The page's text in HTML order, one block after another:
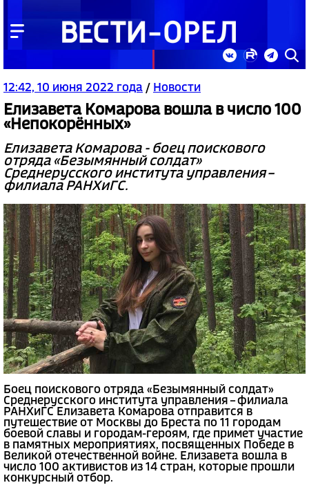
12:42, 10 июня 2022 года / Новости
Елизавета Комарова вошла в число 100
«Непокорённых»
Елизавета Комарова - боец поискового
отряда «Безымянный солдат»
Среднерусского института управления –
филиала РАНХиГС.
Боец поискового отряда «Безымянный солдат»
Среднерусского института управления – филиала
РАНХиГС Елизавета Комарова отправится в
путешествие от Москвы до Бреста по 11 городам
боевой славы и городам-героям, где примет участие
в памятных мероприятиях, посвященных Победе в
Великой отечественной войне. Елизавета вошла в
число 100 активистов из 14 стран, которые прошли
конкурсный отбор.